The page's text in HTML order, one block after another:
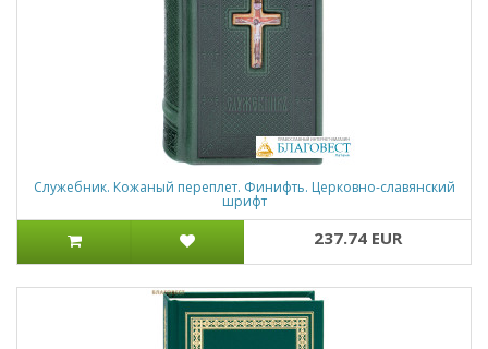
Служебник. Кожаный переплет. Финифть. Церковно-славянский
шрифт
237.74 EUR